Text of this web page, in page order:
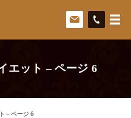
ット – ページ 6
– ページ 6